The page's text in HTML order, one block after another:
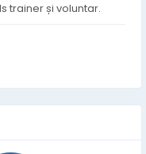
trainer și voluntar.